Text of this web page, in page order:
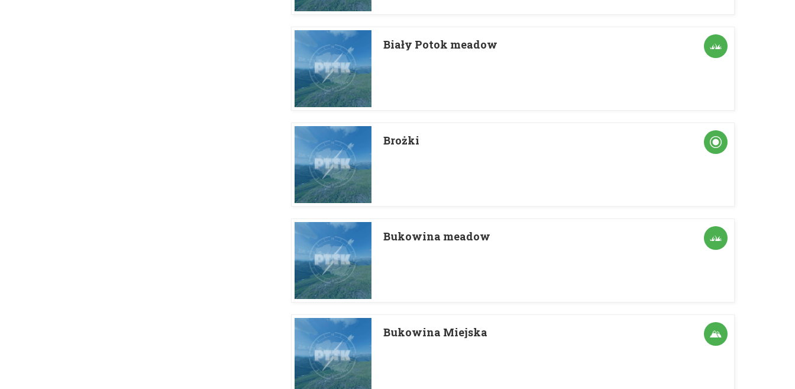
Biały Potok meadow
Brożki
Bukowina meadow
Bukowina Miejska